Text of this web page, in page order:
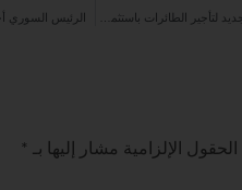
الرئيس السوري
الحقول الإلزامية مشار إليها بـ *